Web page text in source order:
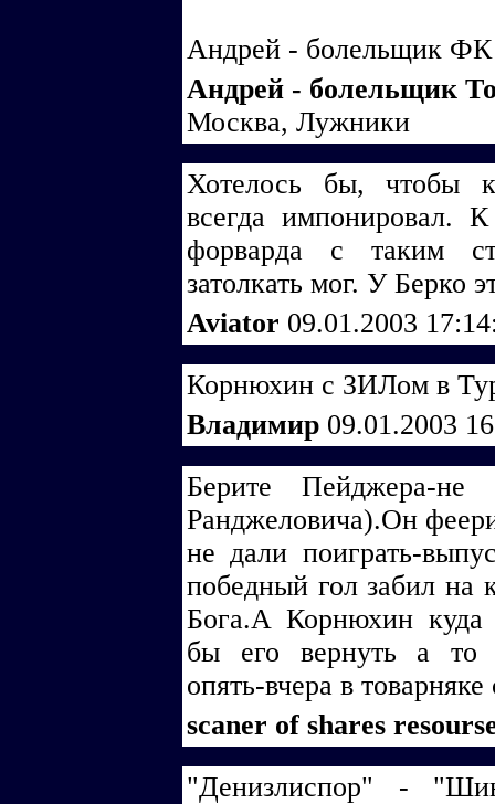
Андрей - болельщик
Андрей - болельщик
Москва, Лужники
Хотелось бы, чтобы
всегда
форварда с таким
затолкать мог. У Берко
Aviator 09.01.2003
Корнюхин с ЗИЛом в
Владимир 09.01.2003
Берите Пейджера-не
Ранджеловича).Он
не дали поиграть-
победный гол забил на
Бога.А Корнюхин куда
бы его вернуть а то
опять-вчера в
scaner of shares
"Денизлиспор" -